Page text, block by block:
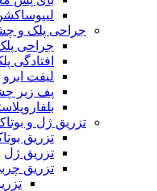
جراحی پلک و
جراحی
افتادگی
لیفت ابرو
پف زیر
تزریق ژل و
تزریق
تزریق ژل
تزریق